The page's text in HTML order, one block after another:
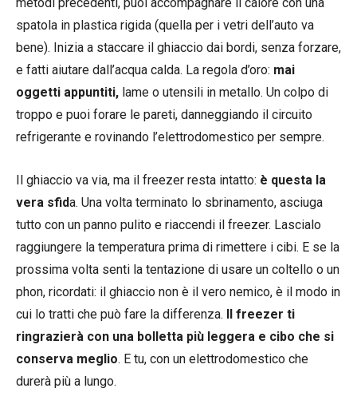
spatola in plastica rigida (quella per i vetri dell’auto va
bene). Inizia a staccare il ghiaccio dai bordi, senza forzare,
e fatti aiutare dall’acqua calda. La regola d’oro: mai
oggetti appuntiti, lame o utensili in metallo. Un colpo di
troppo e puoi forare le pareti, danneggiando il circuito
refrigerante e rovinando l’elettrodomestico per sempre.
Il ghiaccio va via, ma il freezer resta intatto: è questa la
vera sfida. Una volta terminato lo sbrinamento, asciuga
tutto con un panno pulito e riaccendi il freezer. Lascialo
raggiungere la temperatura prima di rimettere i cibi. E se la
prossima volta senti la tentazione di usare un coltello o un
phon, ricordati: il ghiaccio non è il vero nemico, è il modo in
cui lo tratti che può fare la differenza. Il freezer ti
ringrazierà con una bolletta più leggera e cibo che si
conserva meglio. E tu, con un elettrodomestico che
durerà più a lungo.